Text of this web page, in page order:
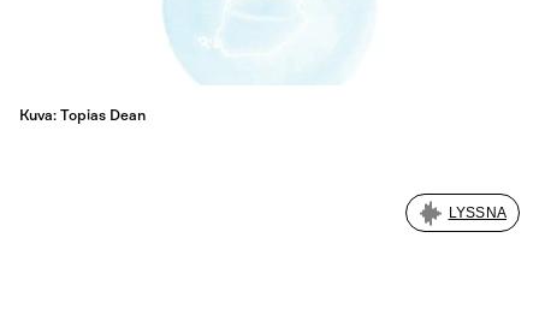
Kuva: Topias Dean
LYSSNA